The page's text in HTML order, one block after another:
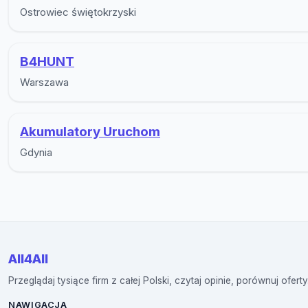
Ostrowiec świętokrzyski
B4HUNT
Warszawa
Akumulatory Uruchom
Gdynia
All4All
Przeglądaj tysiące firm z całej Polski, czytaj opinie, porównuj
NAWIGACJA